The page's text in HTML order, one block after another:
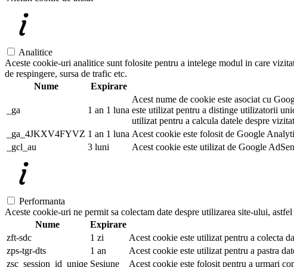
Analitice
Aceste cookie-uri analitice sunt folosite pentru a intelege modul in care
de respingere, sursa de trafic etc.
Nume
Expirare
_ga 1 an 1 luna
Acest nume de cookie este asociat cu
este utilizat pentru a distinge utilizatorii
utilizat pentru a calcula datele despre
_ga_4JKXV4FYVZ 1 an 1 luna Acest cookie este folosit de Google
_gcl_au
3 luni Acest cookie este utilizat de Google
Performanta
Aceste cookie-uri ne permit sa colectam date despre utilizarea site-ului,
Nume
Expirare
zft-sdc
1 zi
Acest cookie este utilizat pentru a colecta
zps-tgr-dts
1 an
Acest cookie este utilizat pentru a pastra
zsc_session_id_uniqe Sesiune Acest cookie este folosit pentru a urmari